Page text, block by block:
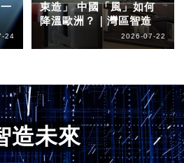
24
東造」 中國「風」如何
降溫歐洲？｜灣區智造
2026-07-22
造未來